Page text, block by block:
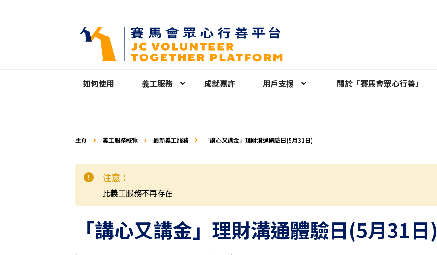
如何使用 義工服務 成就嘉許 用戶支援 關於「賽馬會眾心行善」
主頁 義工服務概覽 最新義工服務 「講心又講金」理財溝通體驗日(5月31日)
注意：
此義工服務不再存在
「講心又講金」理財溝通體驗日(5月31日)